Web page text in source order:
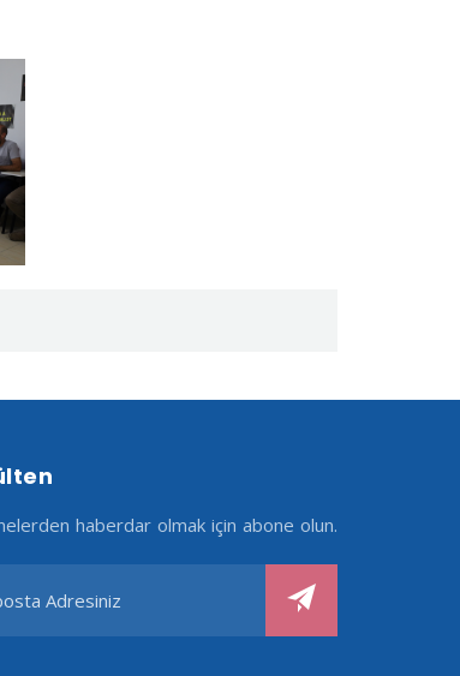
haberdar olmak için abone olun.